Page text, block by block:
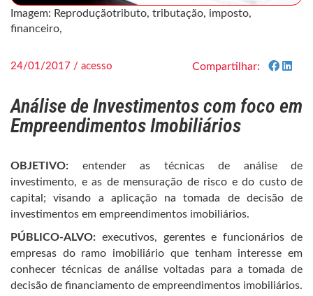
Imagem: Reproduçãotributo, tributação, imposto,
financeiro,
24/01/2017 / acesso Compartilhar:
Análise de Investimentos com foco em
Empreendimentos Imobiliários
OBJETIVO: entender as técnicas de análise de
investimento, e as de mensuração de risco e do custo de
capital; visando a aplicação na tomada de decisão de
investimentos em empreendimentos imobiliários.
PÚBLICO-ALVO: executivos, gerentes e funcionários de
empresas do ramo imobiliário que tenham interesse em
conhecer técnicas de análise voltadas para a tomada de
decisão de financiamento de empreendimentos imobiliários.